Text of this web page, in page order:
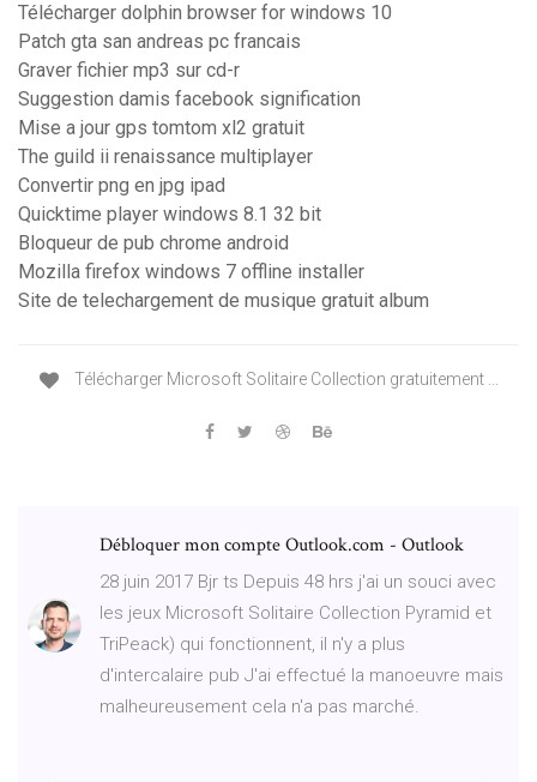
Télécharger dolphin browser for windows 10
Patch gta san andreas pc francais
Graver fichier mp3 sur cd-r
Suggestion damis facebook signification
Mise a jour gps tomtom xl2 gratuit
The guild ii renaissance multiplayer
Convertir png en jpg ipad
Quicktime player windows 8.1 32 bit
Bloqueur de pub chrome android
Mozilla firefox windows 7 offline installer
Site de telechargement de musique gratuit album
Télécharger Microsoft Solitaire Collection gratuitement ...
Débloquer mon compte Outlook.com - Outlook
28 juin 2017 Bjr ts Depuis 48 hrs j'ai un souci avec
les jeux Microsoft Solitaire Collection Pyramid et
TriPeack) qui fonctionnent, il n'y a plus
d'intercalaire pub J'ai effectué la manoeuvre mais
malheureusement cela n'a pas marché.